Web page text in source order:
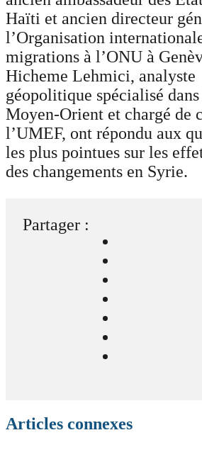
Haïti et ancien directeur
l’Organisation
migrations à l’ONU à
Hicheme Lehmici, analyste
géopolitique spécialisé
Moyen-Orient et chargé de
l’UMEF, ont répondu aux
les plus pointues sur les
des changements en Syrie.
Partager :
Articles connexes